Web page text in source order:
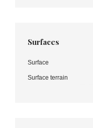
Surfaces
Surface
Surface terrain